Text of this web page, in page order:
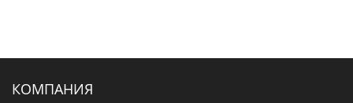
КОМПАНИЯ